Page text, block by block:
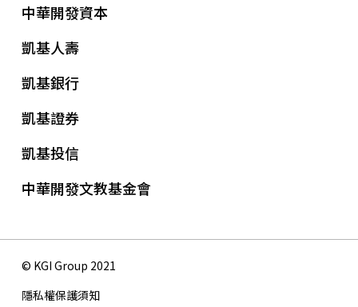
中華開發資本
凱基人壽
凱基銀行
凱基證券
凱基投信
中華開發文教基金會
© KGI Group 2021
隱私權保護須知